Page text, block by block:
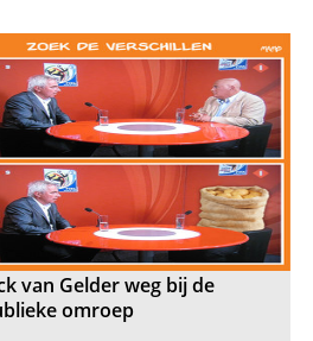
van Gelder weg bij de
omroep